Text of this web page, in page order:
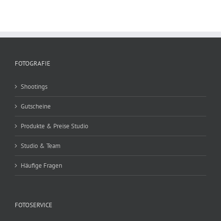
FOTOGRAFIE
Shootings
Gutscheine
Produkte & Preise Studio
Studio & Team
Häufige Fragen
FOTOSERVICE